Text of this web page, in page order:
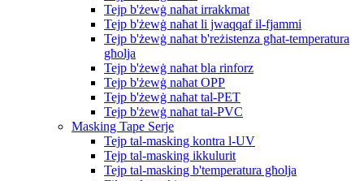
Tejp b'żewġ naħat irrakkmat
Tejp b'żewġ naħat li jwaqqaf il-fjammi
Tejp b'żewġ naħat b'reżistenza għat-temperatura
għolja
Tejp b'żewġ naħat bla rinforz
Tejp b'żewġ naħat OPP
Tejp b'żewġ naħat tal-PET
Tejp b'żewġ naħat tal-PVC
Masking Tape Serje
Tejp tal-masking kontra l-UV
Tejp tal-masking ikkulurit
Tejp tal-masking b'temperatura għolja